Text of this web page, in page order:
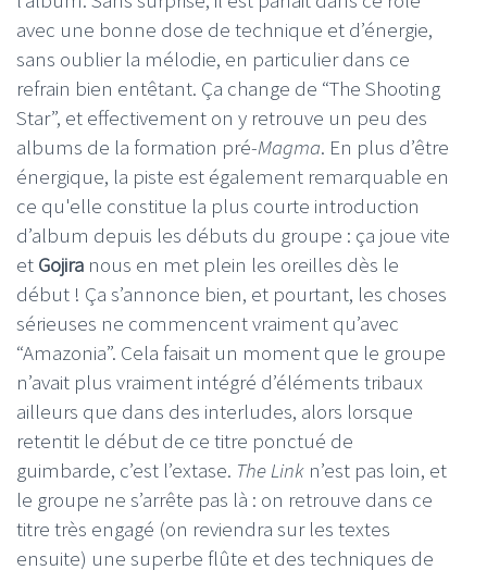
avec une bonne dose de technique et d’énergie,
sans oublier la mélodie, en particulier dans ce
refrain bien entêtant. Ça change de “The Shooting
Star”, et effectivement on y retrouve un peu des
albums de la formation pré-Magma. En plus d’être
énergique, la piste est également remarquable en
ce qu'elle constitue la plus courte introduction
d’album depuis les débuts du groupe : ça joue vite
et Gojira nous en met plein les oreilles dès le
début ! Ça s’annonce bien, et pourtant, les choses
sérieuses ne commencent vraiment qu’avec
“Amazonia”. Cela faisait un moment que le groupe
n’avait plus vraiment intégré d’éléments tribaux
ailleurs que dans des interludes, alors lorsque
retentit le début de ce titre ponctué de
guimbarde, c’est l’extase. The Link n’est pas loin, et
le groupe ne s’arrête pas là : on retrouve dans ce
titre très engagé (on reviendra sur les textes
ensuite) une superbe flûte et des techniques de